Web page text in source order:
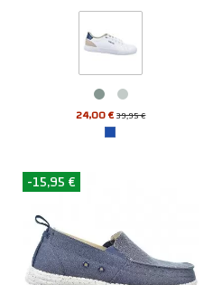
24,00 €39,95 €
-15,95 €